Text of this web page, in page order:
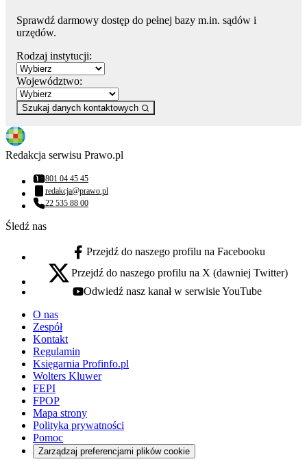
Sprawdź darmowy dostęp do pełnej bazy m.in. sądów i
urzędów.
Rodzaj instytucji:
Województwo:
Szukaj danych kontaktowych
Redakcja serwisu Prawo.pl
Numer telefonu:
801 04 45 45
Adres email:
redakcja@prawo.pl
Numer telefonu:
22 535 88 00
Śledź nas
facebook - otwiera się w nowej karcie
Przejdź do naszego profilu na Facebooku
x - otwiera się w nowej karcie
Przejdź do naszego profilu na X (dawniej Twitter)
youtube - otwiera się w nowej karcie
Odwiedź nasz kanał w serwisie YouTube
O nas
Zespół
Kontakt
Regulamin
Księgarnia Profinfo.pl
Wolters Kluwer
FEPI
FPOP
Mapa strony
Polityka prywatności
Pomoc
Zarządzaj preferencjami plików cookie